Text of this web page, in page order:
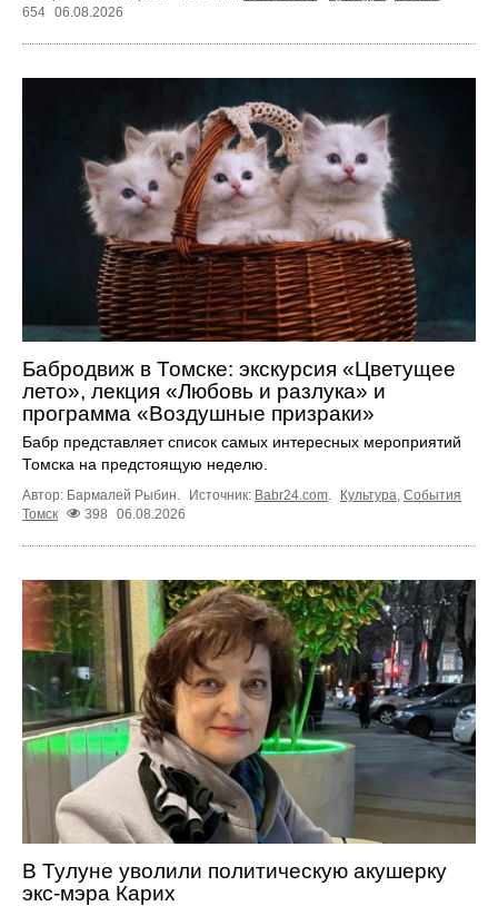
654 06.08.2026
Бабродвиж в Томске: экскурсия «Цветущее
лето», лекция «Любовь и разлука» и
программа «Воздушные призраки»
Бабр представляет список самых интересных мероприятий
Томска на предстоящую неделю.
Автор: Бармалей Рыбин. Источник: Babr24.com. Культура, События
Томск
398 06.08.2026
В Тулуне уволили политическую акушерку
экс-мэра Карих